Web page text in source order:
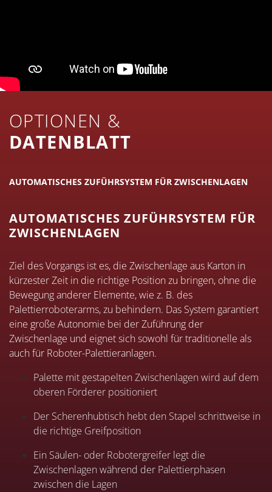
OPTIONEN &
DATENBLATT
AUTOMATISCHES ZUFÜHRSYSTEM FÜR ZWISCHENLAGEN
AUTOMATISCHES ZUFÜHRSYSTEM FÜR
ZWISCHENLAGEN
Ziel des Vorgangs ist es, die Zwischenlage aus Karton in
kürzester Zeit in die richtige Position zu bringen, ohne die
Bewegung anderer Elemente, wie z. B. des
Palettierroboterarms, zu behindern. Das System garantiert
eine große Autonomie bei der Zuführung der
Zwischenlage und eignet sich sowohl für traditionelle als
auch für Roboter-Palettieranlagen.
Palette mit gestapelten Zwischenlagen wird auf dem
oberen Förderer positioniert
Der Scherenhubtisch hebt den Stapel schrittweise in
die richtige Greifposition
Ein Säulen- oder Robotergreifer legt die
Zwischenlagen während der Palettierphasen
zwischen die Lagen